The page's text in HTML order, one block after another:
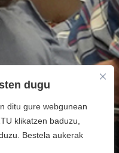
dugu
ditu gure webgunean
klikatzen baduzu,
Bestela aukerak